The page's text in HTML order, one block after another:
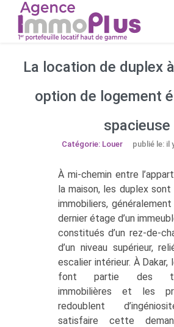
La location de duplex
option de logement
spacieuse
Catégorie: Louer publié le: il
À mi-chemin entre
la maison, les duplex sont
immobiliers, généralement
dernier étage d’un
constitués d’un rez-de-
d’un niveau supérieur,
escalier intérieur. À Dakar,
font partie des
immobilières et les
redoublent
satisfaire cette